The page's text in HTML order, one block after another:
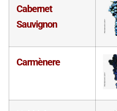
Cabernet
Sauvignon
Carmènere